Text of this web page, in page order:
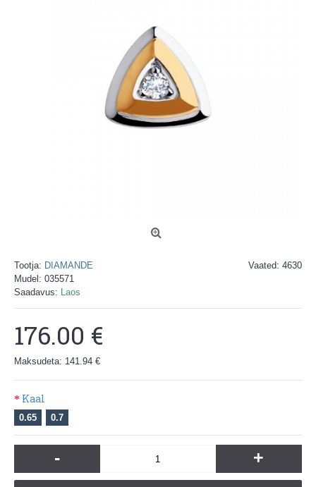
Vaated: 4630
Tootja: DIAMANDE
Mudel: 035571
Saadavus: Laos
176.00 €
Maksudeta: 141.94 €
Kaal
0.65 0.7
- +